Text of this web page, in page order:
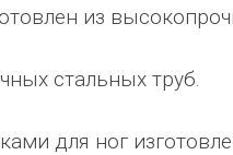
Удмуртской
весь отзыв
Глава
из
стальных труб.
для ног